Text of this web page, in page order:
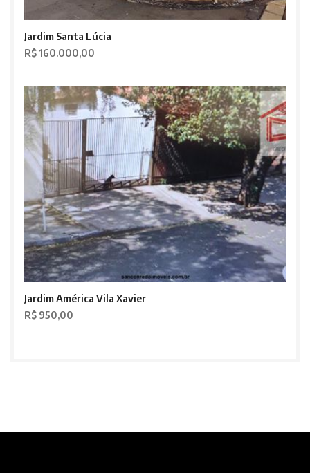
Jardim Santa Lúcia
R$ 160.000,00
Jardim América Vila Xavier
R$ 950,00